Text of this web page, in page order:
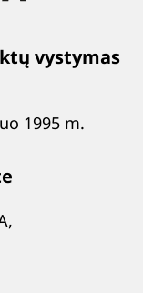
vystymas
1995 m.